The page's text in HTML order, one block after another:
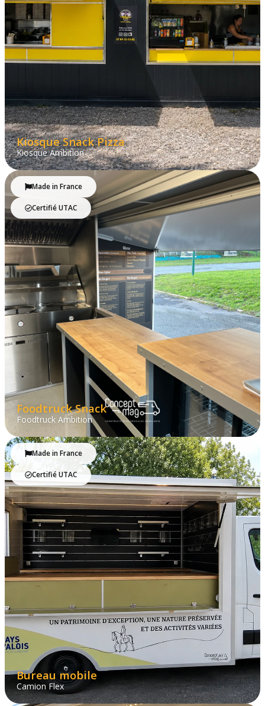
Kiosque Snack Pizza
Kiosque Ambition
Made in France
Certifié UTAC
Foodtruck Snack
Foodtruck Ambition
Made in France
Certifié UTAC
Bureau mobile
Camion Flex